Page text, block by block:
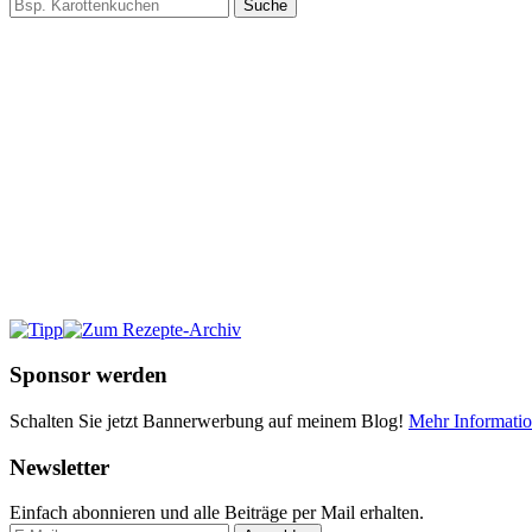
Suche
Sponsor werden
Schalten Sie jetzt Bannerwerbung auf meinem Blog! Mehr
Newsletter
Einfach abonnieren und alle Beiträge per Mail erhalten.